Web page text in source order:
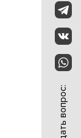
Задать вопрос: